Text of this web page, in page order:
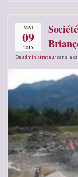
MAI
09
2015
Deadministrateurdans la